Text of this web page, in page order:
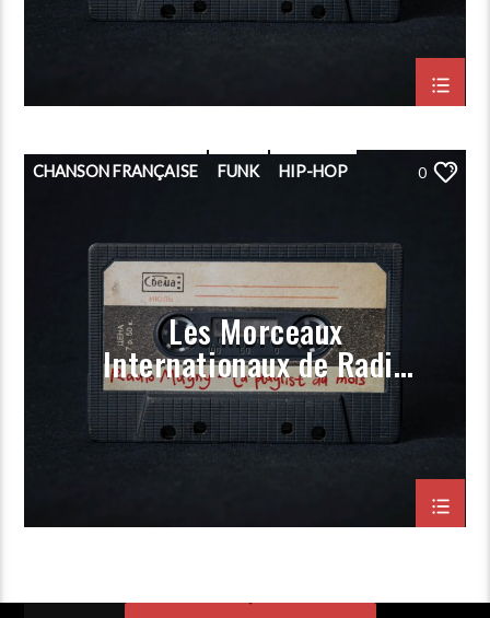
CHANSON FRANÇAISE FUNK HIP-HOP
ROCK
0
Les Morceaux
Internationaux de Radio
Magny (Prog Aout 2023)